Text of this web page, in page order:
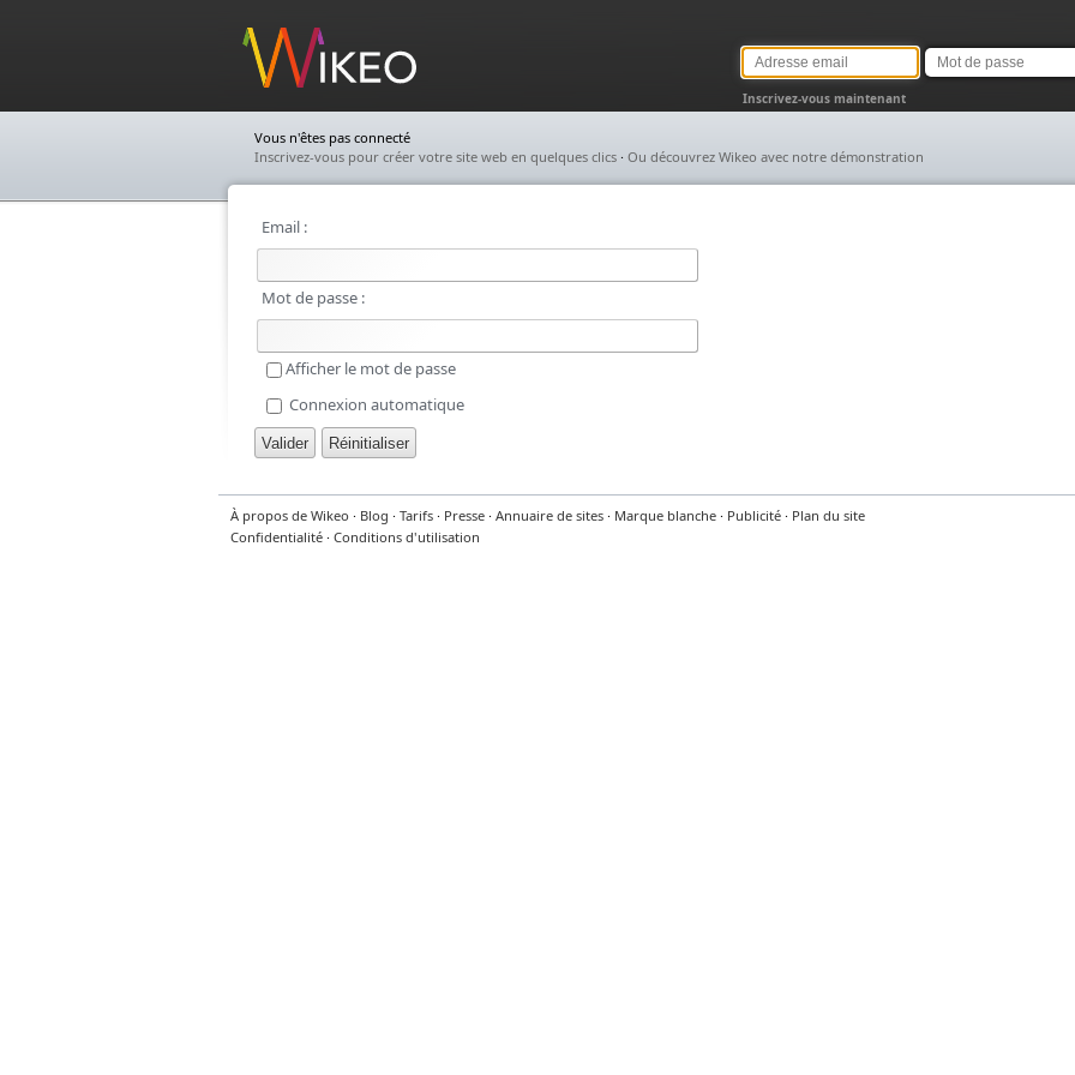
Adresse
email
Mot
de
passe
Inscrivez-vous maintenant
Vous n'êtes pas connecté
Inscrivez-vous pour créer votre site web en quelques clics · Ou découvrez Wikeo avec notre démonstration
Email :
Mot de passe :
Afficher le mot de passe
Connexion automatique
À propos de Wikeo · Blog · Tarifs · Presse · Annuaire de sites · Marque blanche · Publicité · Plan du site
Confidentialité · Conditions d'utilisation